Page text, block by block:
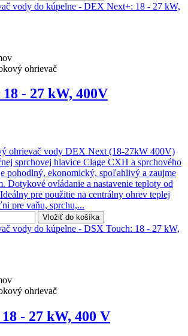
ohrievač
- 27 kW, 400V
ohrievač vody DEX Next (18-27kW 400V)
sprchovej hlavice Clage CXH a sprchového
pohodlný, ekonomický, spoľahlivý a zaujme
Dotykové ovládanie a nastavenie teploty od
pre použitie na centrálny ohrev teplej
pre vaňu, sprchu,...
Vložiť do košíka
ohrievač
- 27 kW, 400 V